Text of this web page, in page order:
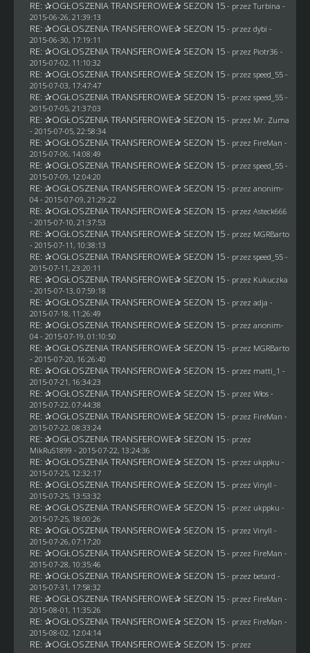
RE: ✰OGŁOSZENIA TRANSFEROWE✰ SEZON 15 - przez Turbina -
2015-06-26, 21:39:13
RE: ✰OGŁOSZENIA TRANSFEROWE✰ SEZON 15 - przez dybi -
2015-06-30, 17:19:11
RE: ✰OGŁOSZENIA TRANSFEROWE✰ SEZON 15 - przez Piotr36 -
2015-07-02, 11:10:32
RE: ✰OGŁOSZENIA TRANSFEROWE✰ SEZON 15 - przez speed_55 -
2015-07-03, 17:47:47
RE: ✰OGŁOSZENIA TRANSFEROWE✰ SEZON 15 - przez speed_55 -
2015-07-05, 21:37:03
RE: ✰OGŁOSZENIA TRANSFEROWE✰ SEZON 15 - przez Mr. Zuma
- 2015-07-05, 22:58:34
RE: ✰OGŁOSZENIA TRANSFEROWE✰ SEZON 15 - przez FireMan -
2015-07-06, 14:08:49
RE: ✰OGŁOSZENIA TRANSFEROWE✰ SEZON 15 - przez speed_55 -
2015-07-09, 12:04:20
RE: ✰OGŁOSZENIA TRANSFEROWE✰ SEZON 15 - przez anonim-
04- 2015-07-09, 21:29:22
RE: ✰OGŁOSZENIA TRANSFEROWE✰ SEZON 15 - przez Asteck666
- 2015-07-10, 21:37:53
RE: ✰OGŁOSZENIA TRANSFEROWE✰ SEZON 15 - przez MGRBarto
- 2015-07-11, 10:38:13
RE: ✰OGŁOSZENIA TRANSFEROWE✰ SEZON 15 - przez speed_55 -
2015-07-11, 23:20:11
RE: ✰OGŁOSZENIA TRANSFEROWE✰ SEZON 15 - przez Kukuczka
- 2015-07-13, 07:59:18
RE: ✰OGŁOSZENIA TRANSFEROWE✰ SEZON 15 - przez adja -
2015-07-18, 11:26:49
RE: ✰OGŁOSZENIA TRANSFEROWE✰ SEZON 15 - przez anonim-
04- 2015-07-19, 01:10:50
RE: ✰OGŁOSZENIA TRANSFEROWE✰ SEZON 15 - przez MGRBarto
- 2015-07-20, 16:26:40
RE: ✰OGŁOSZENIA TRANSFEROWE✰ SEZON 15 - przez matti_1 -
2015-07-21, 16:34:23
RE: ✰OGŁOSZENIA TRANSFEROWE✰ SEZON 15 - przez Włos-
2015-07-22, 07:44:38
RE: ✰OGŁOSZENIA TRANSFEROWE✰ SEZON 15 - przez FireMan -
2015-07-22, 08:33:24
RE: ✰OGŁOSZENIA TRANSFEROWE✰ SEZON 15 - przez
MikRuS1899 - 2015-07-22, 13:24:36
RE: ✰OGŁOSZENIA TRANSFEROWE✰ SEZON 15 - przez ukppku -
2015-07-25, 12:32:17
RE: ✰OGŁOSZENIA TRANSFEROWE✰ SEZON 15 - przez Vinyll -
2015-07-25, 13:53:32
RE: ✰OGŁOSZENIA TRANSFEROWE✰ SEZON 15 - przez ukppku -
2015-07-25, 18:00:26
RE: ✰OGŁOSZENIA TRANSFEROWE✰ SEZON 15 - przez Vinyll -
2015-07-26, 07:17:20
RE: ✰OGŁOSZENIA TRANSFEROWE✰ SEZON 15 - przez FireMan -
2015-07-28, 10:35:46
RE: ✰OGŁOSZENIA TRANSFEROWE✰ SEZON 15 - przez betard -
2015-07-31, 17:58:32
RE: ✰OGŁOSZENIA TRANSFEROWE✰ SEZON 15 - przez FireMan -
2015-08-01, 11:35:26
RE: ✰OGŁOSZENIA TRANSFEROWE✰ SEZON 15 - przez FireMan -
2015-08-02, 12:04:14
RE: ✰OGŁOSZENIA TRANSFEROWE✰ SEZON 15 - przez